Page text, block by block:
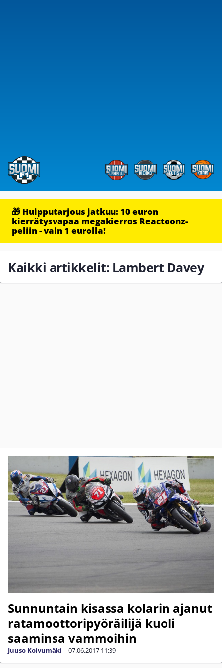
🎁 Huipputarjous jatkuu: 10 euron
kierrätysvapaa megakierros Reactoonz-
peliin - vain 1 eurolla!
Kaikki artikkelit: Lambert Davey
Sunnuntain kisassa kolarin ajanut
ratamoottoripyöräilijä kuoli
saaminsa vammoihin
Juuso Koivumäki | 07.06.2017 11:39